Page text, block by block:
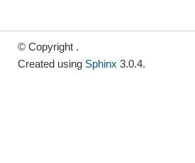
© Copyright .
Created using Sphinx 3.0.4.